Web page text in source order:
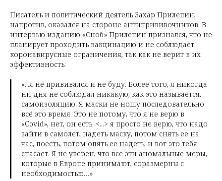
Писатель и политический деятель Захар Прилепин,
напротив, оказался на стороне антипрививочников. В
интервью изданию «Сноб» Прилепин признался, что не
планирует проходить вакцинацию и не соблюдает
коронавирусные ограничения, так как не верит в их
эффективность:
«...я не прививался и не буду. Более того, я никогда
ни дня не соблюдал никакую, как это называется,
самоизоляцию. Я маски не ношу последовательно
всё это время. Это не потому, что я не верю в
«Covid», нет, он есть. <...> я просто не верю, что надо
зайти в самолет, надеть маску, потом снять ее на
час, поесть, потом опять ее надеть, и вот это тебя
спасает. Я не уверен, что все эти аномальные меры,
которые в Европе принимают, соразмерны с
необходимостью…»